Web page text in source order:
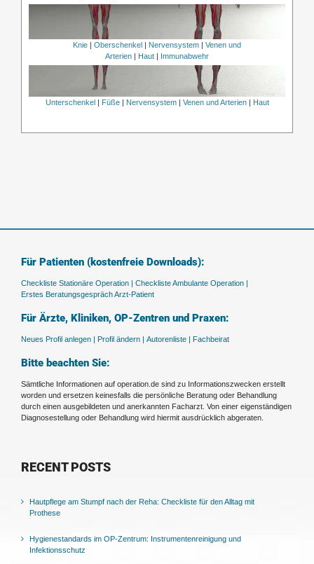
Knie Oberschenkel Nervensystem
Venen und
Arterien
Haut Immunabwehr
Unterschenkel Füße| Nervensystem| Venen und Arterien| Haut
Für Patienten (kostenfreie Downloads):
Checkliste Stationäre Operation | Checkliste Ambulante Operation |
Erstes Beratungsgespräch Arzt-Patient
Für Ärzte, Kliniken, OP-Zentren und Praxen:
Neues Profil anlegen | Profil ändern | Autorenliste | Fachbeirat
Bitte beachten Sie:
Sämtliche Informationen auf operation.de sind zu Informationszwecken erstellt
worden und ersetzen keinesfalls die persönliche Beratung oder Behandlung
durch einen ausgebildeten und anerkannten Facharzt. Von einer eigenständigen
Diagnosestellung oder Behandlung wird hiermit ausdrücklich abgeraten.
RECENT POSTS
Hautpflege am Stumpf nach der Reha: Checkliste für den Alltag mit
Prothese
Hygienestandards im OP-Zentrum: Instrumentenreinigung und
Infektionsschutz